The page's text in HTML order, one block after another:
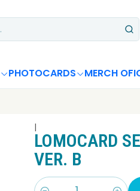
PHOTOCARDS MERCH
|
LOMOCARD
VER. B